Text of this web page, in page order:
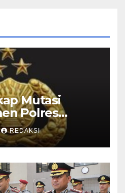
Mutasi
Polres
Jatim 2026
REDAKSI